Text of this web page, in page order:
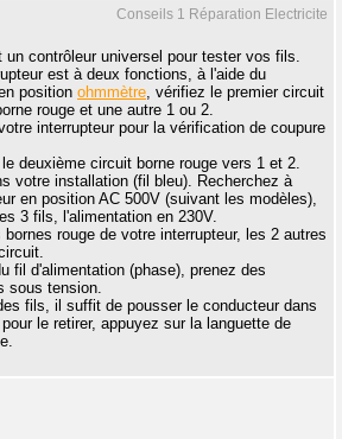
Conseils 1 Réparation Electricite
un contrôleur universel pour tester vos fils.
est à deux fonctions, à l'aide du
position ohmmètre , vérifiez le premier circuit
rouge et une autre 1 ou 2.
votre interrupteur pour la vérification de coupure
deuxième circuit borne rouge vers 1 et 2.
votre installation (fil bleu). Recherchez à
en position AC 500V (suivant les modèles),
3 fils, l'alimentation en 230V.
rouge de votre interrupteur, les 2 autres
fil d'alimentation (phase), prenez des
sous tension.
fils, il suffit de pousser le conducteur dans
le retirer, appuyez sur la languette de